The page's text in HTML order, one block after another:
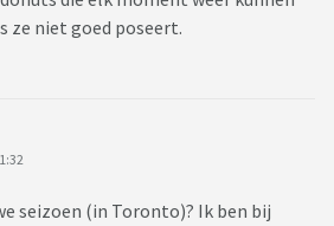
ze niet goed poseert.
seizoen (in Toronto)? Ik ben bij